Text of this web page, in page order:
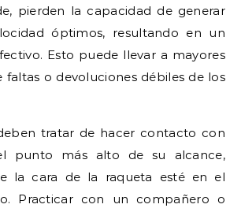
pierden la capacidad de generar
óptimos, resultando en un
Esto puede llevar a mayores
faltas o devoluciones débiles de los
tratar de hacer contacto con
punto más alto de su alcance,
la cara de la raqueta esté en el
Practicar con un compañero o